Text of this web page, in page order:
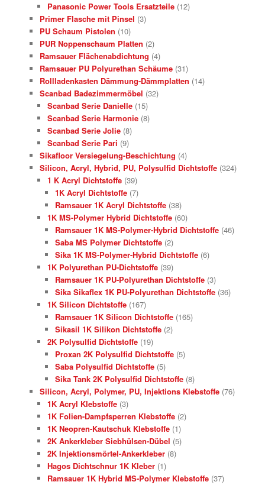
Panasonic Power Tools Ersatzteile (12)
Primer Flasche mit Pinsel (3)
PU Schaum Pistolen (10)
PUR Noppenschaum Platten (2)
Ramsauer Flächenabdichtung (4)
Ramsauer PU Polyurethan Schäume (31)
Rollladenkasten Dämmung-Dämmplatten (14)
Scanbad Badezimmermöbel (32)
Scanbad Serie Danielle (15)
Scanbad Serie Harmonie (8)
Scanbad Serie Jolie (8)
Scanbad Serie Pari (9)
Sikafloor Versiegelung-Beschichtung (4)
Silicon, Acryl, Hybrid, PU, Polysulfid Dichtstoffe (324)
1 K Acryl Dichtstoffe (39)
1K Acryl Dichtstoffe (7)
Ramsauer 1K Acryl Dichtstoffe (38)
1K MS-Polymer Hybrid Dichtstoffe (60)
Ramsauer 1K MS-Polymer-Hybrid Dichtstoffe (46)
Saba MS Polymer Dichtstoffe (2)
Sika 1K MS-Polymer-Hybrid Dichtstoffe (6)
1K Polyurethan PU-Dichtstoffe (39)
Ramsauer 1K PU-Polyurethan Dichtstoffe (3)
Sika Sikaflex 1K PU-Polyurethan Dichtstoffe (36)
1K Silicon Dichtstoffe (167)
Ramsauer 1K Silicon Dichtstoffe (165)
Sikasil 1K Silikon Dichtstoffe (2)
2K Polysulfid Dichtstoffe (19)
Proxan 2K Polysulfid Dichtstoffe (5)
Saba Polysulfid Dichtstoffe (5)
Sika Tank 2K Polysulfid Dichtstoffe (8)
Silicon, Acryl, Polymer, PU, Injektions Klebstoffe (76)
1K Acryl Klebstoffe (3)
1K Folien-Dampfsperren Klebstoffe (2)
1K Neopren-Kautschuk Klebstoffe (1)
2K Ankerkleber Siebhülsen-Dübel (5)
2K Injektionsmörtel-Ankerkleber (8)
Hagos Dichtschnur 1K Kleber (1)
Ramsauer 1K Hybrid MS-Polymer Klebstoffe (37)